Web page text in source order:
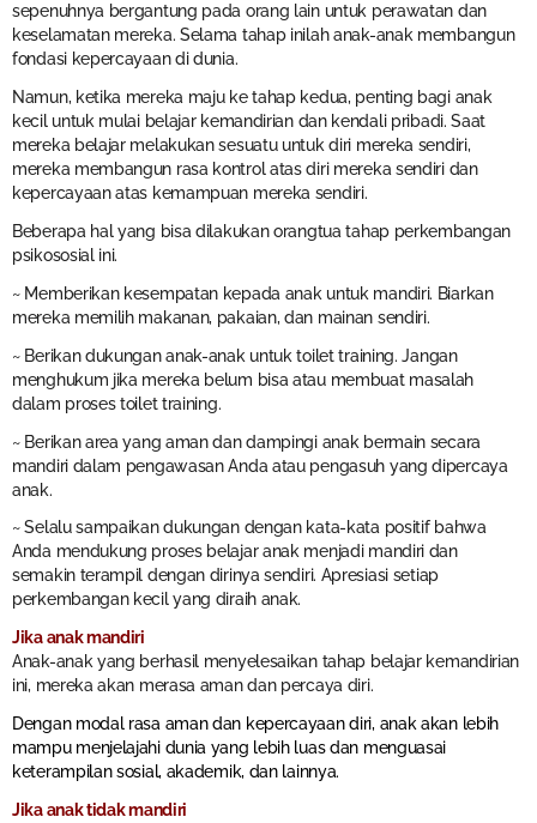
sepenuhnya bergantung pada orang lain untuk perawatan dan
keselamatan mereka. Selama tahap inilah anak-anak membangun
fondasi kepercayaan di dunia.
Namun, ketika mereka maju ke tahap kedua, penting bagi anak
kecil untuk mulai belajar kemandirian dan kendali pribadi. Saat
mereka belajar melakukan sesuatu untuk diri mereka sendiri,
mereka membangun rasa kontrol atas diri mereka sendiri dan
kepercayaan atas kemampuan mereka sendiri.
Beberapa hal yang bisa dilakukan orangtua tahap perkembangan
psikososial ini.
~ Memberikan kesempatan kepada anak untuk mandiri. Biarkan
mereka memilih makanan, pakaian, dan mainan sendiri.
~ Berikan dukungan anak-anak untuk toilet training. Jangan
menghukum jika mereka belum bisa atau membuat masalah
dalam proses toilet training.
~ Berikan area yang aman dan dampingi anak bermain secara
mandiri dalam pengawasan Anda atau pengasuh yang dipercaya
anak.
~ Selalu sampaikan dukungan dengan kata-kata positif bahwa
Anda mendukung proses belajar anak menjadi mandiri dan
semakin terampil dengan dirinya sendiri. Apresiasi setiap
perkembangan kecil yang diraih anak.
Jika anak mandiri
Anak-anak yang berhasil menyelesaikan tahap belajar kemandirian
ini, mereka akan merasa aman dan percaya diri.
Dengan modal rasa aman dan kepercayaan diri, anak akan lebih
mampu menjelajahi dunia yang lebih luas dan menguasai
keterampilan sosial, akademik, dan lainnya.
Jika anak tidak mandiri